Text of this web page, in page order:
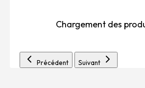
Chargement des
Précédent Suivant